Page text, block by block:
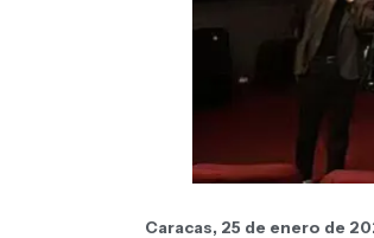
Caracas, 25 de enero de